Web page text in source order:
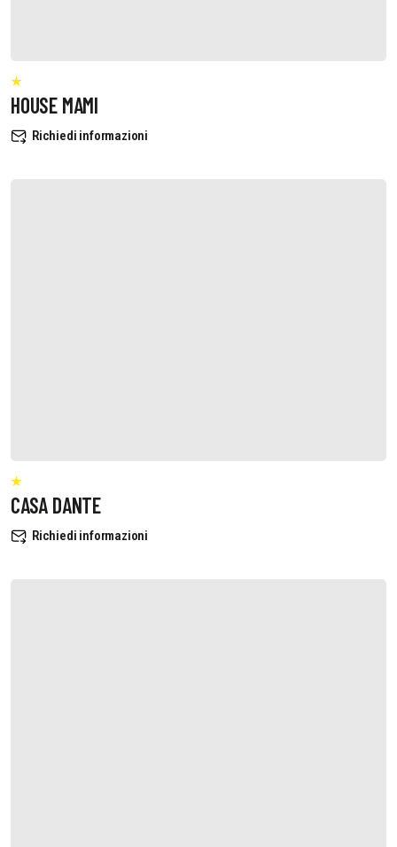
HOUSE MAMI
Richiedi informazioni
CASA DANTE
Richiedi informazioni